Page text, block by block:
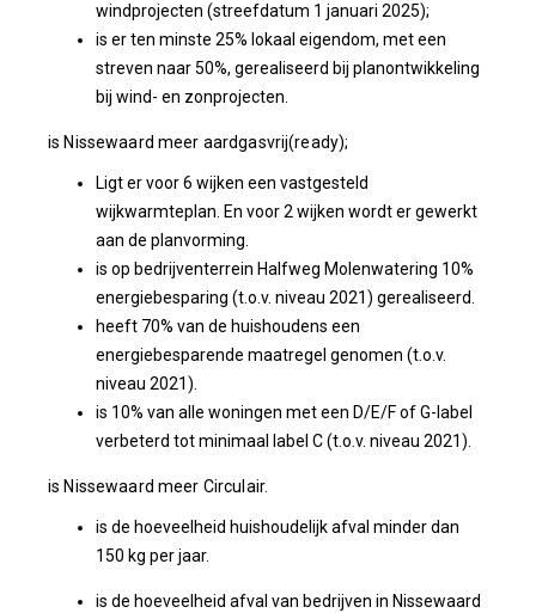
windprojecten (streefdatum 1 januari 2025);
is er ten minste 25% lokaal eigendom, met een
streven naar 50%, gerealiseerd bij planontwikkeling
bij wind- en zonprojecten.
is Nissewaard meer aardgasvrij(ready);
Ligt er voor 6 wijken een vastgesteld
wijkwarmteplan. En voor 2 wijken wordt er gewerkt
aan de planvorming.
is op bedrijventerrein Halfweg Molenwatering 10%
energiebesparing (t.o.v. niveau 2021) gerealiseerd.
heeft 70% van de huishoudens een
energiebesparende maatregel genomen (t.o.v.
niveau 2021).
is 10% van alle woningen met een D/E/F of G-label
verbeterd tot minimaal label C (t.o.v. niveau 2021).
is Nissewaard meer Circulair.
is de hoeveelheid huishoudelijk afval minder dan
150 kg per jaar.
is de hoeveelheid afval van bedrijven in Nissewaard